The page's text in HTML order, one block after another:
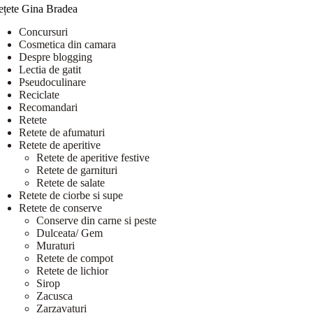
Gina Bradea
Concursuri
Cosmetica din camara
Despre blogging
Lectia de gatit
Pseudoculinare
Reciclate
Recomandari
Retete
Retete de afumaturi
Retete de aperitive
Retete de aperitive festive
Retete de garnituri
Retete de salate
Retete de ciorbe si supe
Retete de conserve
Conserve din carne si peste
Dulceata/ Gem
Muraturi
Retete de compot
Retete de lichior
Sirop
Zacusca
Zarzavaturi